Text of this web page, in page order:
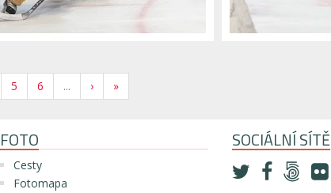
5 6 ... › »
FOTO
Cesty
Fotomapa
SOCIÁLNÍ SÍTĚ